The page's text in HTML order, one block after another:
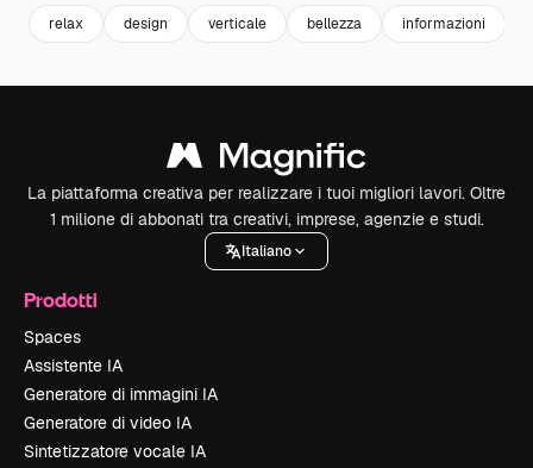
relax design verticale bellezza informazioni
La piattaforma creativa per realizzare i tuoi migliori lavori. Oltre
1 milione di abbonati tra creativi, imprese, agenzie e studi.
Italiano
Prodotti
Spaces
Assistente IA
Generatore di immagini IA
Generatore di video IA
Sintetizzatore vocale IA